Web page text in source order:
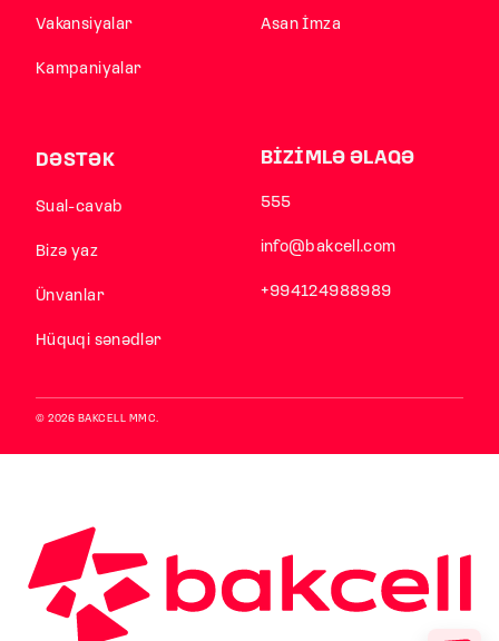
Vakansiyalar
Kampaniyalar
Asan İmza
DƏSTƏK
Sual-cavab
Bizə yaz
Ünvanlar
Hüquqi sənədlər
BİZİMLƏ ƏLAQƏ
555
info@bakcell.com
+994124988989
© 2026 BAKCELL MMC.